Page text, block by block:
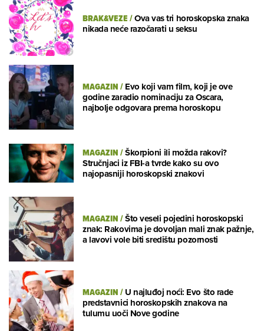
BRAK&VEZE/Ova vas tri horoskopska znaka
nikada neće razočarati u seksu
MAGAZIN/Evo koji vam film, koji je ove
godine zaradio nominaciju za Oscara,
najbolje odgovara prema horoskopu
MAGAZIN/Škorpioni ili možda rakovi?
Stručnjaci iz FBI-a tvrde kako su ovo
najopasniji horoskopski znakovi
MAGAZIN/Što veseli pojedini horoskopski
znak: Rakovima je dovoljan mali znak pažnje,
a lavovi vole biti središtu pozornosti
MAGAZIN/U najluđoj noći: Evo što rade
predstavnici horoskopskih znakova na
tulumu uoči Nove godine